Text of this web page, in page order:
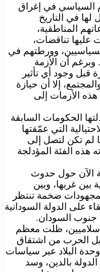
السياسي في إغراق
لها في التاريخ
المناطقية،
عليها تناقضات،
وورطتهم في
أن الأزمة
قبل وجود أي تأثير
إلا أن حيازة
الأزمات إلى
الحكومات السابقة
التي عمّقتها
لم تكن لتصل إلى
هذه الفئة المؤدلجة
الآن حول حدوث
بين غربها، وبين
ضخمة تنتظر
على الدولة السودانية
جنوب السودان.
ظلت معظم
الحرب من اشتقاق
البلاد عبر سياسات
بالدين، وسد